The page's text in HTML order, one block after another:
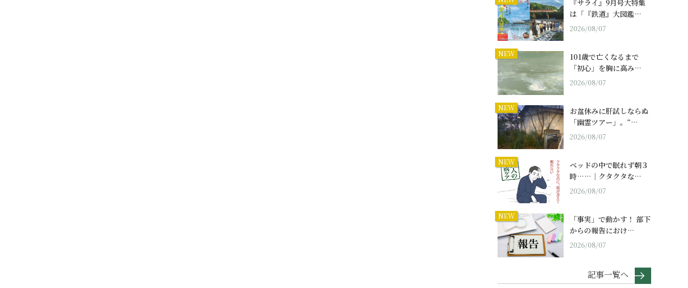
『サライ』9月号大特集
は「『鉄道』大図鑑…
2026/08/07
NEW
101歳で亡くなるまで
「初心」を胸に高み…
2026/08/07
NEW
お盆休みに肝試しならぬ
「幽霊ツアー」。“…
2026/08/07
NEW
ベッドの中で眠れず朝３
時……｜クタクタな…
2026/08/07
NEW
「事実」で動かす！ 部下
からの報告におけ…
2026/08/07
記事一覧へ